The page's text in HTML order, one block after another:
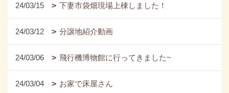
24/03/15 下妻市袋畑現場上棟しました！
24/03/12 分譲地紹介動画
24/03/06 飛行機博物館に行ってきました~
24/03/04 お家で床屋さん